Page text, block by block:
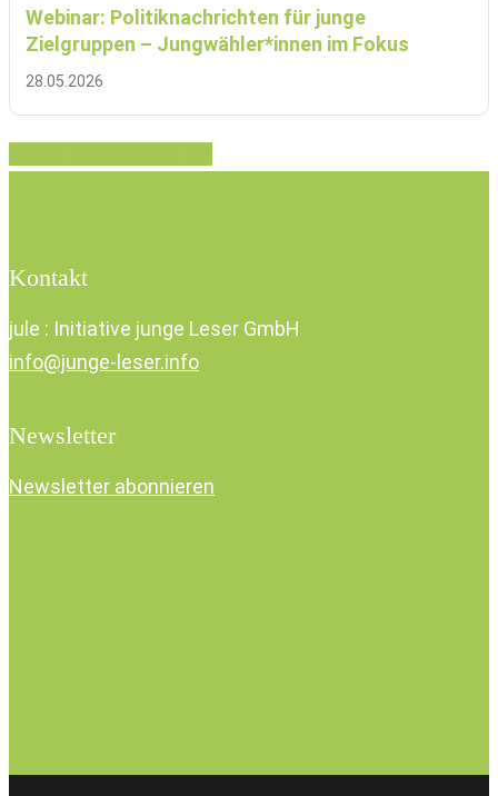
Webinar: Politiknachrichten für junge
Zielgruppen – Jungwähler*innen im Fokus
28.05.2026
Kontakt
jule : Initiative junge Leser GmbH
info@junge-leser.info
Newsletter
Newsletter abonnieren